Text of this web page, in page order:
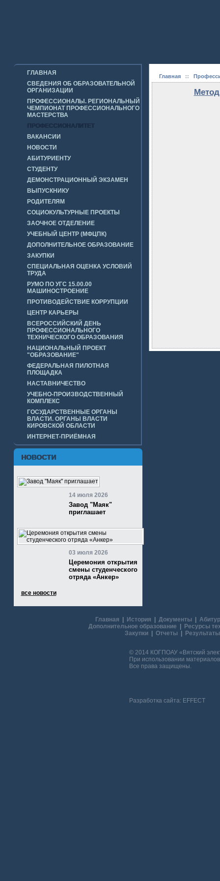
ГЛАВНАЯ
СВЕДЕНИЯ ОБ ОБРАЗОВАТЕЛЬНОЙ
ОРГАНИЗАЦИИ
ПРОФЕССИОНАЛЫ. РЕГИОНАЛЬНЫЙ
ЧЕМПИОНАТ ПРОФЕССИОНАЛЬНОГО
МАСТЕРСТВА
ВАКАНСИИ
НОВОСТИ
АБИТУРИЕНТУ
СТУДЕНТУ
ДЕМОНСТРАЦИОННЫЙ ЭКЗАМЕН
ВЫПУСКНИКУ
РОДИТЕЛЯМ
СОЦИОКУЛЬТУРНЫЕ ПРОЕКТЫ
ЗАОЧНОЕ ОТДЕЛЕНИЕ
УЧЕБНЫЙ ЦЕНТР (МФЦПК)
ДОПОЛНИТЕЛЬНОЕ ОБРАЗОВАНИЕ
ЗАКУПКИ
СПЕЦИАЛЬНАЯ ОЦЕНКА УСЛОВИЙ
ТРУДА
РУМО ПО УГС 15.00.00
МАШИНОСТРОЕНИЕ
ПРОТИВОДЕЙСТВИЕ КОРРУПЦИИ
ЦЕНТР КАРЬЕРЫ
ВСЕРОССИЙСКИЙ ДЕНЬ
ПРОФЕССИОНАЛЬНОГО
ТЕХНИЧЕСКОГО ОБРАЗОВАНИЯ
НАЦИОНАЛЬНЫЙ ПРОЕКТ
"ОБРАЗОВАНИЕ"
ФЕДЕРАЛЬНАЯ ПИЛОТНАЯ
ПЛОЩАДКА
НАСТАВНИЧЕСТВО
УЧЕБНО-ПРОИЗВОДСТВЕННЫЙ
КОМПЛЕКС
ГОСУДАРСТВЕННЫЕ ОРГАНЫ
ВЛАСТИ. ОРГАНЫ ВЛАСТИ
КИРОВСКОЙ ОБЛАСТИ
ИНТЕРНЕТ-ПРИЁМНАЯ
НОВОСТИ
14 июля 2026
Завод "Маяк"
приглашает
03 июля 2026
Церемония открытия
смены студенческого
отряда «Анкер»
все новости
Главная::
Главная История Документы|
Дополнительное образование
Ресурсы
Закупки| Отчеты|
© 2014 КОГПОАУ «Вятский
При использовании
Все права защищены.
Разработка сайта: EFFECT